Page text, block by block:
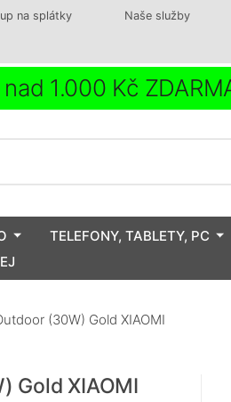
na splátky Naše služby
1.000 Kč
TELEFONY, TABLETY, PC
(30W) Gold XIAOMI
Gold XIAOMI